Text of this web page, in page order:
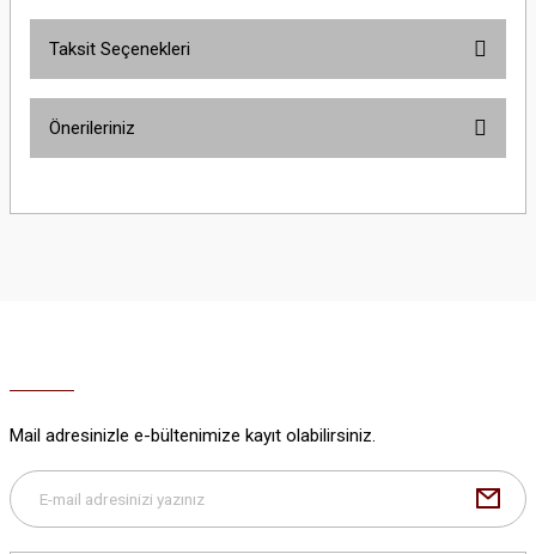
Taksit Seçenekleri
Önerileriniz
yetersiz gördüğünüz noktaları öneri formunu kullanarak tarafımıza
Bu ürüne benzer farklı alternatifler olmalı.
Mail adresinizle e-bültenimize kayıt olabilirsiniz.